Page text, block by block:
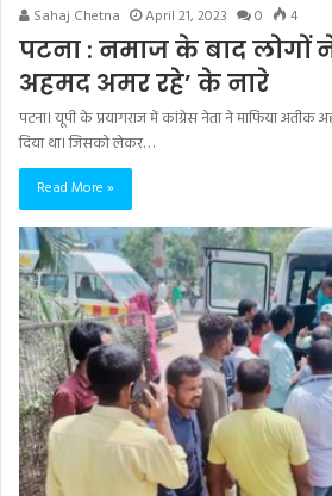
Sahaj Chetna April 21, 2023 0 4
पटना : नमाज के बाद लोगों
अहमद अमर रहे’ के नारे
पटना। यूपी के प्रयागराज में कांग्रेस नेता ने माफिया
दिया था। जिसको लेकर…
Read More »